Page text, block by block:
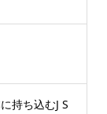
持ち込むJ S